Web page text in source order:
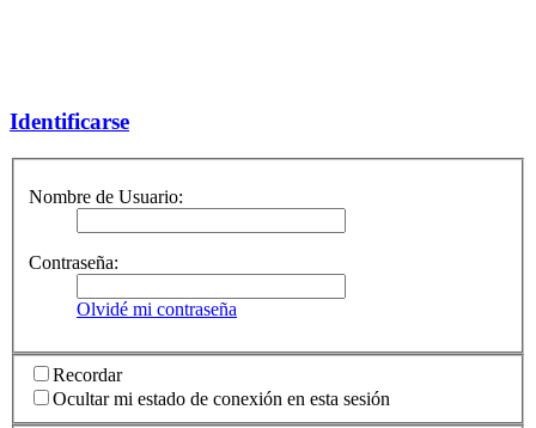
Identificarse
Nombre de Usuario:
Contraseña:
Olvidé mi contraseña
Recordar
Ocultar mi estado de conexión en esta sesión